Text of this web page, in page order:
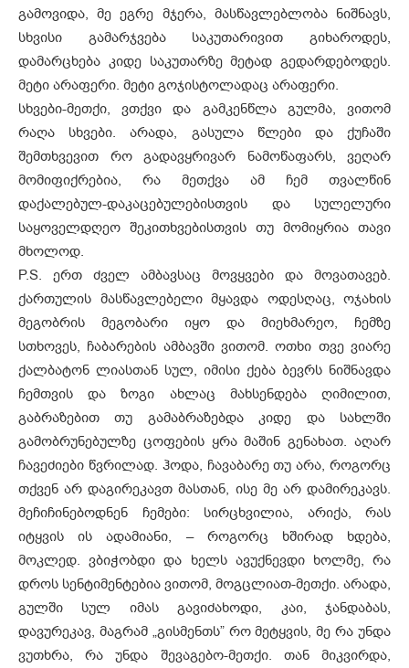
გამოვიდა, მე ეგრე მჯერა, მასწავლებლობა ნიშნავს,
სხვისი გამარჯვება საკუთარივით გიხაროდეს,
დამარცხება კიდე საკუთარზე მეტად გედარდებოდეს.
მეტი არაფერი. მეტი გოჯისტოლადაც არაფერი.
სხვები-მეთქი, ვთქვი და გამკენწლა გულმა, ვითომ
რაღა სხვები. არადა, გასულა წლები და ქუჩაში
შემთხვევით რო გადავყრივარ ნამოწაფარს, ვეღარ
მომიფიქრებია, რა მეთქვა ამ ჩემ თვალწინ
დაქალებულ-დაკაცებულებისთვის და სულელური
საყოველდღეო შეკითხვებისთვის თუ მომიყრია თავი
მხოლოდ.
P.S. ერთ ძველ ამბავსაც მოვყვები და მოვათავებ.
ქართულის მასწავლებელი მყავდა ოდესღაც, ოჯახის
მეგობრის მეგობარი იყო და მიეხმარეო, ჩემზე
სთხოვეს, ჩაბარების ამბავში ვითომ. ოთხი თვე ვიარე
ქალბატონ ლიასთან სულ, იმისი ქება ბევრს ნიშნავდა
ჩემთვის და ზოგი ახლაც მახსენდება ღიმილით,
გაბრაზებით თუ გამაბრაზებდა კიდე და სახლში
გამობრუნებულზე ცოფების ყრა მაშინ გენახათ. აღარ
ჩავეძიები წვრილად. ჰოდა, ჩავაბარე თუ არა, როგორც
თქვენ არ დაგირეკავთ მასთან, ისე მე არ დამირეკავს.
მეჩიჩინებოდნენ ჩემები: სირცხვილია, არიქა, რას
იტყვის ის ადამიანი, – როგორც ხშირად ხდება,
მოკლედ. ვბიჭობდი და ხელს ავუქნევდი ხოლმე, რა
დროს სენტიმენტებია ვითომ, მოგცლიათ-მეთქი. არადა,
გულში სულ იმას გავიძახოდი, კაი, ჯანდაბას,
დავურეკავ, მაგრამ „გისმენთს” რო მეტყვის, მე რა უნდა
ვუთხრა, რა უნდა შევაგებო-მეთქი. თან მიკვირდა,